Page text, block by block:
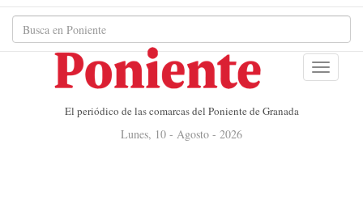
El periódico de las comarcas del Poniente de Granada
Lunes, 10 - Agosto - 2026